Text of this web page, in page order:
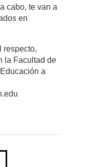
cabo, te van a
en
respecto,
la Facultad de
a